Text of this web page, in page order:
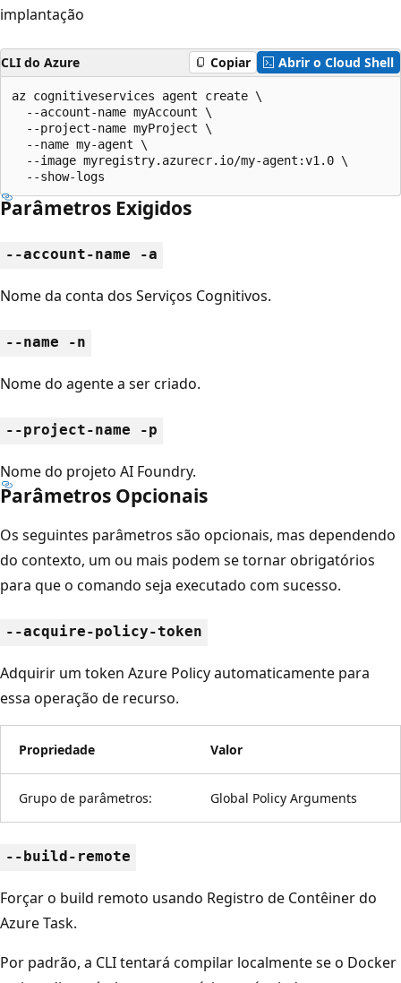
implantação
CLI do Azure Copiar Abrir o Cloud Shell
az cognitiveservices agent create \
  --account-name myAccount \
  --project-name myProject \
  --name my-agent \
  --image myregistry.azurecr.io/my-agent:v1.0 \
  --show-logs
Parâmetros Exigidos
--account-name -a
Nome da conta dos Serviços Cognitivos.
--name -n
Nome do agente a ser criado.
--project-name -p
Nome do projeto AI Foundry.
Parâmetros Opcionais
Os seguintes parâmetros são opcionais, mas dependendo
do contexto, um ou mais podem se tornar obrigatórios
para que o comando seja executado com sucesso.
--acquire-policy-token
Adquirir um token Azure Policy automaticamente para
essa operação de recurso.
Propriedade Valor
Grupo de parâmetros: Global Policy Arguments
--build-remote
Forçar o build remoto usando Registro de Contêiner do
Azure Task.
Por padrão, a CLI tentará compilar localmente se o Docker